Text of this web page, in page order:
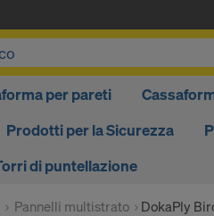
per pareti
Prodotti per la Sicurezza
di puntellazione
Pannelli multistrato DokaPly